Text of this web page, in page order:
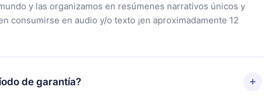
y las organizamos en resúmenes narrativos únicos y
consumirse en audio y/o texto ¡en aproximadamente 12
de garantía?